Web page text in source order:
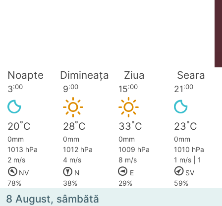
Noapte Dimineața Ziua Seara
3:00 9:00 15:00 21:00
20°C 28°C 33°C 23°C
0mm 0mm 0mm
0mm
1013 hPa
1012 hPa 1009 hPa
1010 hPa
2 m/s
4 m/s 8 m/s
1 m/s | 1
NV
N E
SV
78%
38% 29% 59%
8 August, sâmbătă